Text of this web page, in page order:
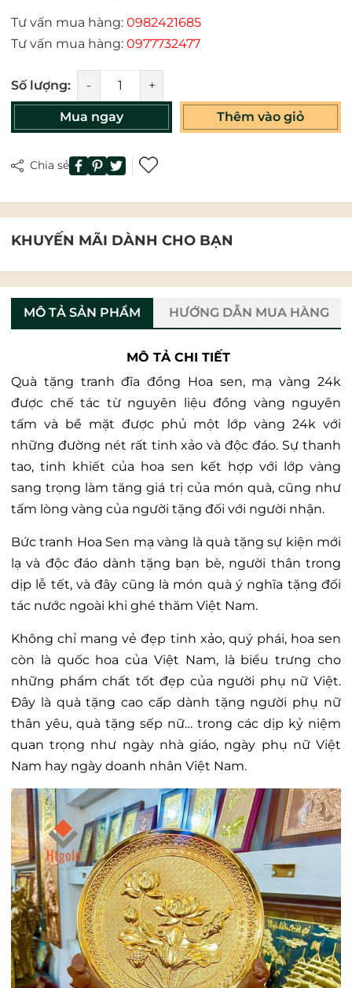
Tư vấn mua hàng: 0982421685
Tư vấn mua hàng: 0977732477
Số lượng: - +
Mua ngay Thêm vào giỏ
Chia sẻ
KHUYẾN MÃI DÀNH CHO BẠN
MÔ TẢ SẢN PHẨM HƯỚNG DẪN MUA HÀNG
MÔ TẢ CHI TIẾT
Quà tặng tranh đĩa đồng Hoa sen, mạ vàng 24k
được chế tác từ nguyên liệu đồng vàng nguyên
tấm và bề mặt được phủ một lớp vàng 24k với
những đường nét rất tinh xảo và độc đáo. Sự thanh
tao, tinh khiết của hoa sen kết hợp với lớp vàng
sang trọng làm tăng giá trị của món quà, cũng như
tấm lòng vàng của người tặng đối với người nhận.
Bức tranh Hoa Sen mạ vàng là quà tặng sự kiện mới
lạ và độc đáo dành tặng bạn bè, người thân trong
dịp lễ tết, và đây cũng là món quà ý nghĩa tặng đối
tác nước ngoài khi ghé thăm Việt Nam.
Không chỉ mang vẻ đẹp tinh xảo, quý phái, hoa sen
còn là quốc hoa của Việt Nam, là biểu trưng cho
những phẩm chất tốt đẹp của người phụ nữ Việt.
Đây là quà tặng cao cấp dành tặng người phụ nữ
thân yêu, quà tặng sếp nữ… trong các dịp kỷ niệm
quan trọng như ngày nhà giáo, ngày phụ nữ Việt
Nam hay ngày doanh nhân Việt Nam.